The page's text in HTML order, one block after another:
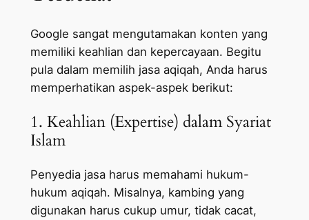
Google sangat mengutamakan konten yang
memiliki keahlian dan kepercayaan. Begitu
pula dalam memilih jasa aqiqah, Anda harus
memperhatikan aspek-aspek berikut:
1. Keahlian (Expertise) dalam Syariat
Islam
Penyedia jasa harus memahami hukum-
hukum aqiqah. Misalnya, kambing yang
digunakan harus cukup umur, tidak cacat,